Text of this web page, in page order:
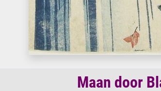
Maan door